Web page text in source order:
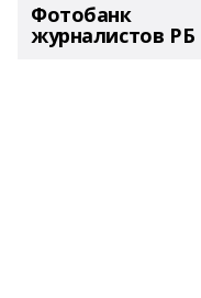
Фотобанк
журналистов РБ